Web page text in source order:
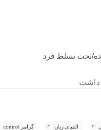
تحت تسلط فرد
داشت
الفبای زبان گرامر control